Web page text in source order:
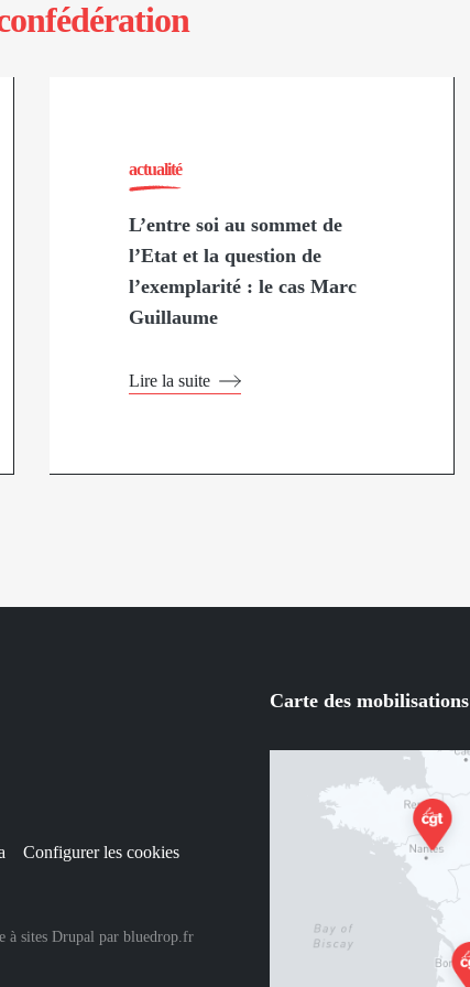
actualité
L’entre soi au sommet de
l’Etat et la question de
l’exemplarité : le cas Marc
Guillaume
Lire la suite
Configurer les cookies
à sites Drupal par bluedrop.fr
Carte des mobilisations